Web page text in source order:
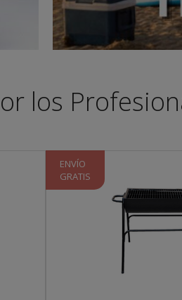
los
ENVÍO
GRATIS